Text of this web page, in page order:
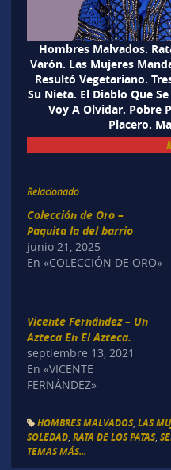
Hombres Malvados.
Varón. Las Mujeres
Resultó Vegetariano.
Su Nieta. El Diablo Que
Voy A Olvidar. Pobre
Placero.
Relacionado
Colección de Oro –
Paquita la del barrio
junio 21, 2025
En «COLECCIÓN DE ORO»
Vicente Fernández – Un
Azteca En El Azteca.
septiembre 13, 2021
En «VICENTE
FERNÁNDEZ»
HOMBRES MALVADOS, LAS
SOLEDAD, RATA DE LOS PATAS,
TEMAS MÁS...